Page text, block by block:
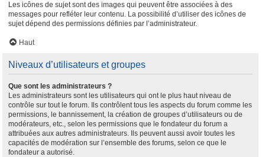
Les icônes de sujet sont des images qui peuvent être associées à des
messages pour refléter leur contenu. La possibilité d’utiliser des icônes de
sujet dépend des permissions définies par l’administrateur.
Haut
Niveaux d’utilisateurs et groupes
Que sont les administrateurs ?
Les administrateurs sont les utilisateurs qui ont le plus haut niveau de
contrôle sur tout le forum. Ils contrôlent tous les aspects du forum comme les
permissions, le bannissement, la création de groupes d’utilisateurs ou de
modérateurs, etc., selon les permissions que le fondateur du forum a
attribuées aux autres administrateurs. Ils peuvent aussi avoir toutes les
capacités de modération sur l’ensemble des forums, selon ce que le
fondateur a autorisé.